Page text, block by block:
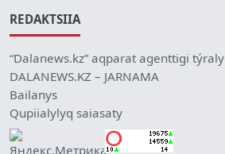
REDAKTSIIA
“Dalanews.kz” aqparat agenttigi týraly
DALANEWS.KZ – JARNAMA
Bailanys
Qupiialylyq saiasaty